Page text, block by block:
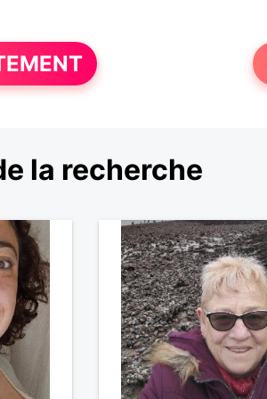
la recherche